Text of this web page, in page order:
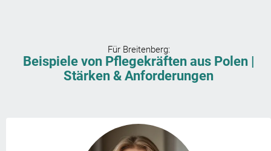
Für Breitenberg:
Beispiele von Pflegekräften aus Polen |
Stärken & Anforderungen